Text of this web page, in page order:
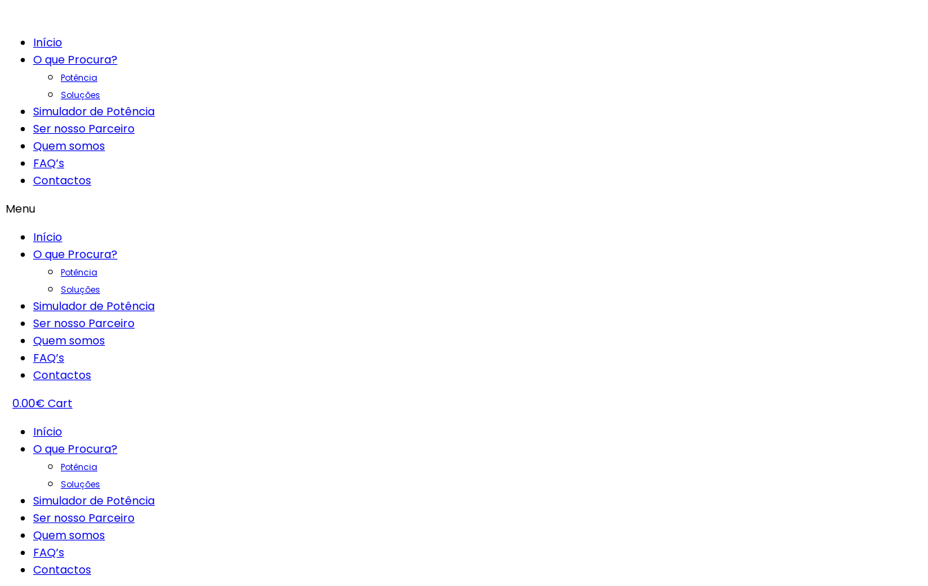
Início
O que Procura?
Potência
Soluções
Simulador de Potência
Ser nosso Parceiro
Quem somos
FAQ’s
Contactos
Menu
Início
O que Procura?
Potência
Soluções
Simulador de Potência
Ser nosso Parceiro
Quem somos
FAQ’s
Contactos
0.00€ Cart
Início
O que Procura?
Potência
Soluções
Simulador de Potência
Ser nosso Parceiro
Quem somos
FAQ’s
Contactos